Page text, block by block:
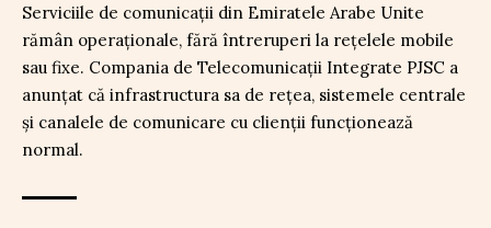
Serviciile de comunicații din Emiratele Arabe Unite
rămân operaționale, fără întreruperi la rețelele mobile
sau fixe. Compania de Telecomunicații Integrate PJSC a
anunțat că infrastructura sa de rețea, sistemele centrale
și canalele de comunicare cu clienții funcționează
normal.